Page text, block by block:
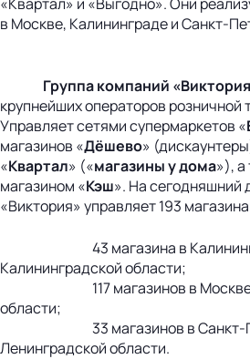
в Москве, Калининграде и Санкт-
Группа компаний
крупнейших операторов розничной
Управляет сетями супермаркетов «
магазинов «Дёшево»
«Квартал» («магазины у дома»), а
магазином «Кэш». На сегодняшний
«Виктория» управляет 193
43 магазина в
Калининградской области;
117 магазинов в Москве
области;
33 магазинов в Санкт-
Ленинградской области.